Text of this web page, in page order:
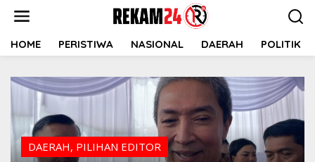
HOME PERISTIWA NASIONAL DAERAH POLITIK
DAERAH, PILIHAN EDITOR